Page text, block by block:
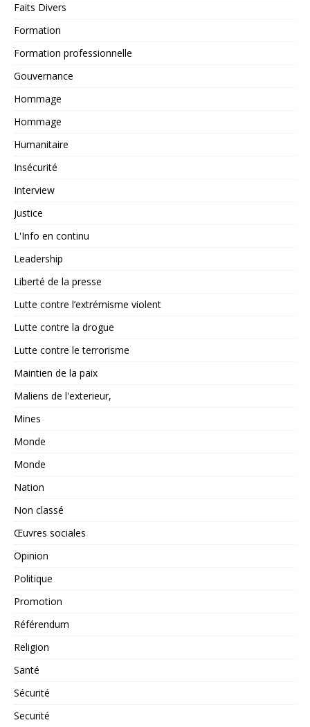
Faits Divers
Formation
Formation professionnelle
Gouvernance
Hommage
Hommage
Humanitaire
Insécurité
Interview
Justice
L'Info en continu
Leadership
Liberté de la presse
Lutte contre l’extrémisme violent
Lutte contre la drogue
Lutte contre le terrorisme
Maintien de la paix
Maliens de l'exterieur,
Mines
Monde
Monde
Nation
Non classé
Œuvres sociales
Opinion
Politique
Promotion
Référendum
Religion
Santé
Sécurité
Securité